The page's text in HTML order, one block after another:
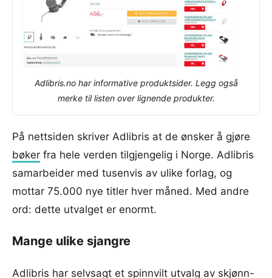
Adlibris.no har informative produktsider. Legg også
merke til listen over lignende produkter.
På nettsiden skriver Adlibris at de ønsker å gjøre
bøker fra hele verden tilgjengelig i Norge. Adlibris
samarbeider med tusenvis av ulike forlag, og
mottar 75.000 nye titler hver måned. Med andre
ord: dette utvalget er enormt.
Mange ulike sjangre
Adlibris har selvsagt et spinnvilt utvalg av skjønn-